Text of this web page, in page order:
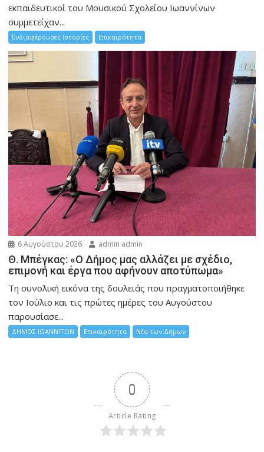
εκπαιδευτικοί του Μουσικού Σχολείου Ιωαννίνων
συμμετείχαν...
Ενδιαφέρουσες Ιστορίες Επικαιρότητα
6 Αυγούστου 2026 admin admin
Θ. Μπέγκας: «Ο Δήμος μας αλλάζει με σχέδιο,
επιμονή και έργα που αφήνουν αποτύπωμα»
Τη συνολική εικόνα της δουλειάς που πραγματοποιήθηκε
τον Ιούλιο και τις πρώτες ημέρες του Αυγούστου
παρουσίασε...
ΔΗΜΟΣ ΙΩΑΝΝΙΤΩΝ Επικαιρότητα Νέα των Δήμων
0
Article Rating